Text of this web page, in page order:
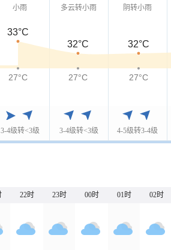
小雨
3-4级转<3级
多云转小雨
3-4级转<3级
阴转小雨
4-5级转3-4级
33°C
32°C
32°C
27°C 27°C 27°C
22时 23时 00时 01时 02时